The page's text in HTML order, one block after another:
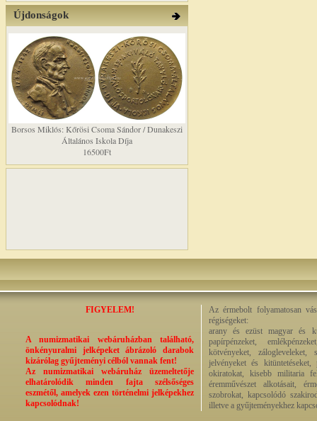
Újdonságok
Borsos Miklós: Kőrösi Csoma Sándor / Dunakeszi
Általános Iskola Díja
16500Ft
FIGYELEM!
A numizmatikai webáruházban található,
önkényuralmi jelképeket ábrázoló darabok
kizárólag gyűjteményi célból vannak fent!
Az numizmatikai webáruház üzemeltetője
elhatárolódik minden fajta szélsőséges
eszmétől, amelyek ezen történelmi jelképekhez
kapcsolódnak!
Az érmebolt folyamatosan
régiségeket:
arany és ezüst magyar és
papírpénzeket,
kötvényeket,
jelvényeket és kitüntetéseket,
okiratokat, kisebb militaria
éremművészet alkotásait,
szobrokat, kapcsolódó
illetve a gyűjteményekhez